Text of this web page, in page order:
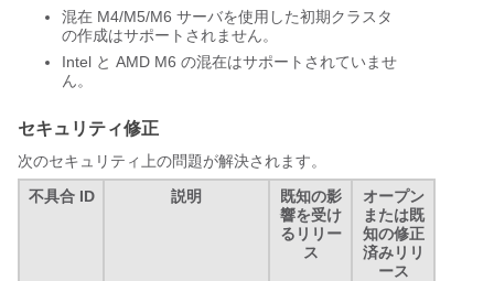
混在 M4/M5/M6 サーバを使用した初期クラスタ
の作成はサポートされません。
Intel と AMD M6 の混在はサポートされていませ
ん。
セキュリティ修正
次のセキュリティ上の問題が解決されます。
不具合 ID
説明
既知の影
響を受け
るリリー
ス
オープン
または既
知の修正
済みリリ
ース